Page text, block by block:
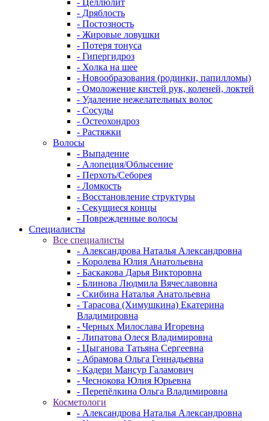
- Дряблость
- Постозность
- Жировые ловушки
- Потеря тонуса
- Гипергидроз
- Холка на шее
- Новообразования (родинки, папилломы)
- Омоложение кистей рук, коленей, локтей
- Удаление нежелательных волос
- Сосуды
- Остеохондроз
- Растяжки
Волосы
- Выпадение
- Алопеция/Облысение
- Перхоть/Себорея
- Ломкость
- Восстановление структуры
- Секущиеся концы
- Поврежденные волосы
Специалисты
Все специалисты
- Александрова Наталья Александровна
- Королева Юлия Анатольевна
- Баскакова Дарья Викторовна
- Блинова Людмила Вячеславовна
- Скибина Наталья Анатольевна
- Тарасова (Химушкина) Екатерина
Владимировна
- Черных Милослава Игоревна
- Липатова Олеся Владимировна
- Цыганова Татьяна Сергеевна
- Абрамова Ольга Геннадьевна
- Кадери Мансур Галамович
- Чеснокова Юлия Юрьевна
- Перепёлкина Ольга Владимировна
Косметологи
- Александрова Наталья Александровна